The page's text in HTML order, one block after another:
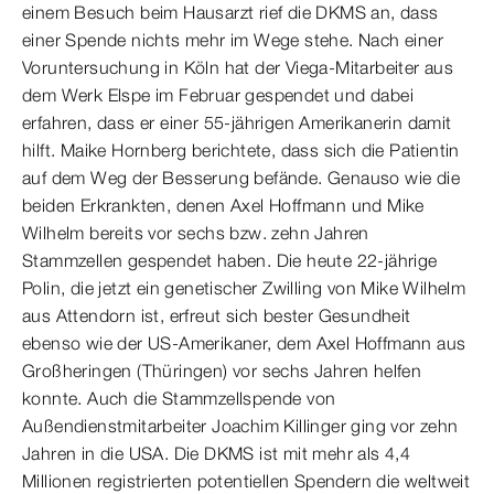
einem Besuch beim Hausarzt rief die DKMS an, dass
einer Spende nichts mehr im Wege stehe. Nach einer
Voruntersuchung in Köln hat der Viega-Mitarbeiter aus
dem Werk Elspe im Februar gespendet und dabei
erfahren, dass er einer 55-jährigen Amerikanerin damit
hilft. Maike Hornberg berichtete, dass sich die Patientin
auf dem Weg der Besserung befände. Genauso wie die
beiden Erkrankten, denen Axel Hoffmann und Mike
Wilhelm bereits vor sechs bzw. zehn Jahren
Stammzellen gespendet haben. Die heute 22-jährige
Polin, die jetzt ein genetischer Zwilling von Mike Wilhelm
aus Attendorn ist, erfreut sich bester Gesundheit
ebenso wie der US-Amerikaner, dem Axel Hoffmann aus
Großheringen (Thüringen) vor sechs Jahren helfen
konnte. Auch die Stammzellspende von
Außendienstmitarbeiter Joachim Killinger ging vor zehn
Jahren in die USA. Die DKMS ist mit mehr als 4,4
Millionen registrierten potentiellen Spendern die weltweit